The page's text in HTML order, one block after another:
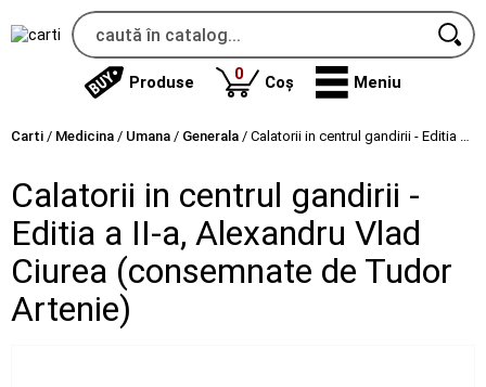
Produse 0produse
Coș Meniu
Carti / Medicina / Umana / Generala / Calatorii in centrul gandirii - Editia a II-a, Alexandru Vlad Ciurea (consemnate de Tudor Artenie)
Calatorii in centrul gandirii -
Editia a II-a, Alexandru Vlad
Ciurea (consemnate de Tudor
Artenie)